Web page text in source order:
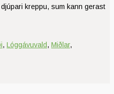
kreppu, sum kann gerast
, Lóggávuvald, Miðlar,